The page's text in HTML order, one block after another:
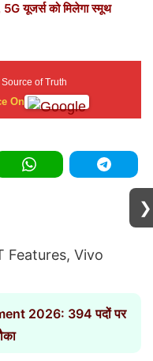
यूजर्स को मिलेगा स्मूथ
of Truth
On
Features, Vivo
2026: 394 पदों पर
❯